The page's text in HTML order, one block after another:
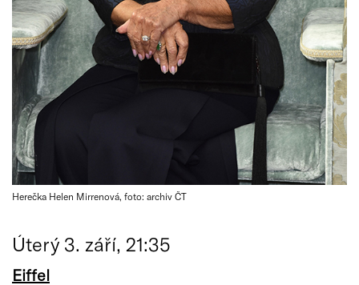
Herečka Helen Mirrenová, foto: archiv ČT
Úterý 3. září, 21:35
Eiffel